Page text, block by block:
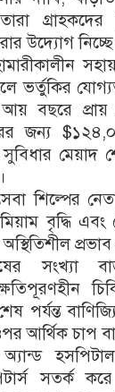
গ্রাহকদের
উদ্যোগ
ভর্তুকির
বছরে প্রায়
জন্য
মেয়াদ
শিল্পের
বৃদ্ধি
সংখ্যা
পর্যন্ত
আর্থিক চাপ
সতর্ক